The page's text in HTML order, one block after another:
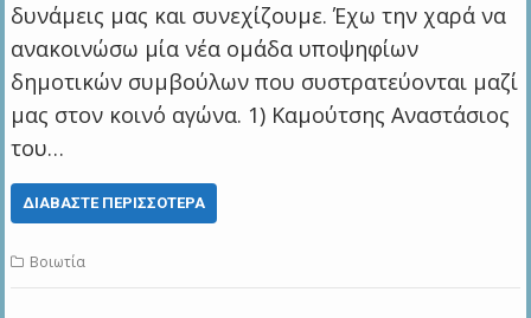
δυνάμεις μας και συνεχίζουμε. Έχω την χαρά να
ανακοινώσω μία νέα ομάδα υποψηφίων
δημοτικών συμβούλων που συστρατεύονται μαζί
μας στον κοινό αγώνα. 1) Καμούτσης Αναστάσιος
του…
ΔΙΑΒΆΣΤΕ ΠΕΡΙΣΣΌΤΕΡΑ
Βοιωτία